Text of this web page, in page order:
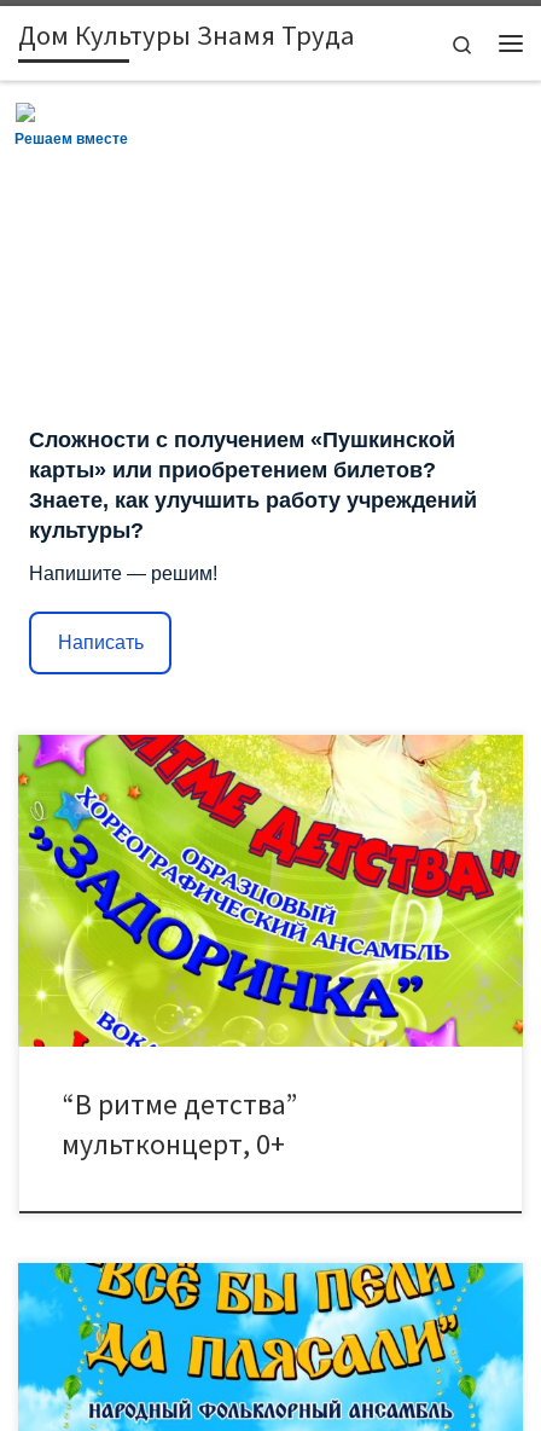
Skip to content
Дом Культуры Знамя Труда
Search
Решаем вместе
Сложности с получением «Пушкинской
карты» или приобретением билетов?
Знаете, как улучшить работу учреждений
культуры?
Напишите — решим!
Написать
Когда у детей хорошее настроение, они напевают мелодии из
любимых мультфильмов. У каждого поколения – свои любимые
мультгерои. Но на экране ТВ, к сожалению, нельзя увидеть
сюжет, где волк из «Ну, погоди!» гонится за свинкой Нюшей из
«Смешариков». А вот в нашем мультконцерте случаются
настоящие чудеса! Любимые персонажи нескольких
поколений […]
“В ритме детства”
мультконцерт, 0+
4 июня в фойе ДК “Знамя труда” пройдет фольклорно-
развлекательная вечёрка “Все бы пели да плясали” для
школьников г. Тамбова. По старинной традиции русских
вечёрок, молодые парни и девушки собирались вместе,